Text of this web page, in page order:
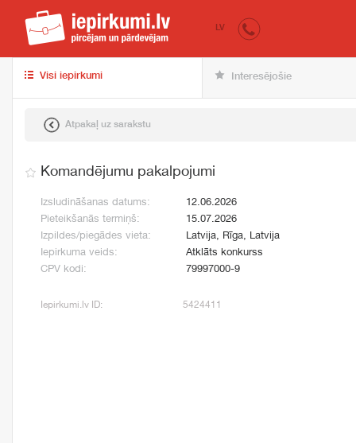
iepirkumi.lv
LV
Visi iepirkumi Interesējošie
Atpakaļ uz sarakstu
Komandējumu pakalpojumi
Izsludināšanas datums:
12.06.2026
Pieteikšanās termiņš:
15.07.2026
Izpildes/piegādes vieta:
Latvija, Rīga, Latvija
Iepirkuma veids:
Atklāts konkurss
CPV kodi:
79997000-9
Iepirkumi.lv ID: 5424411